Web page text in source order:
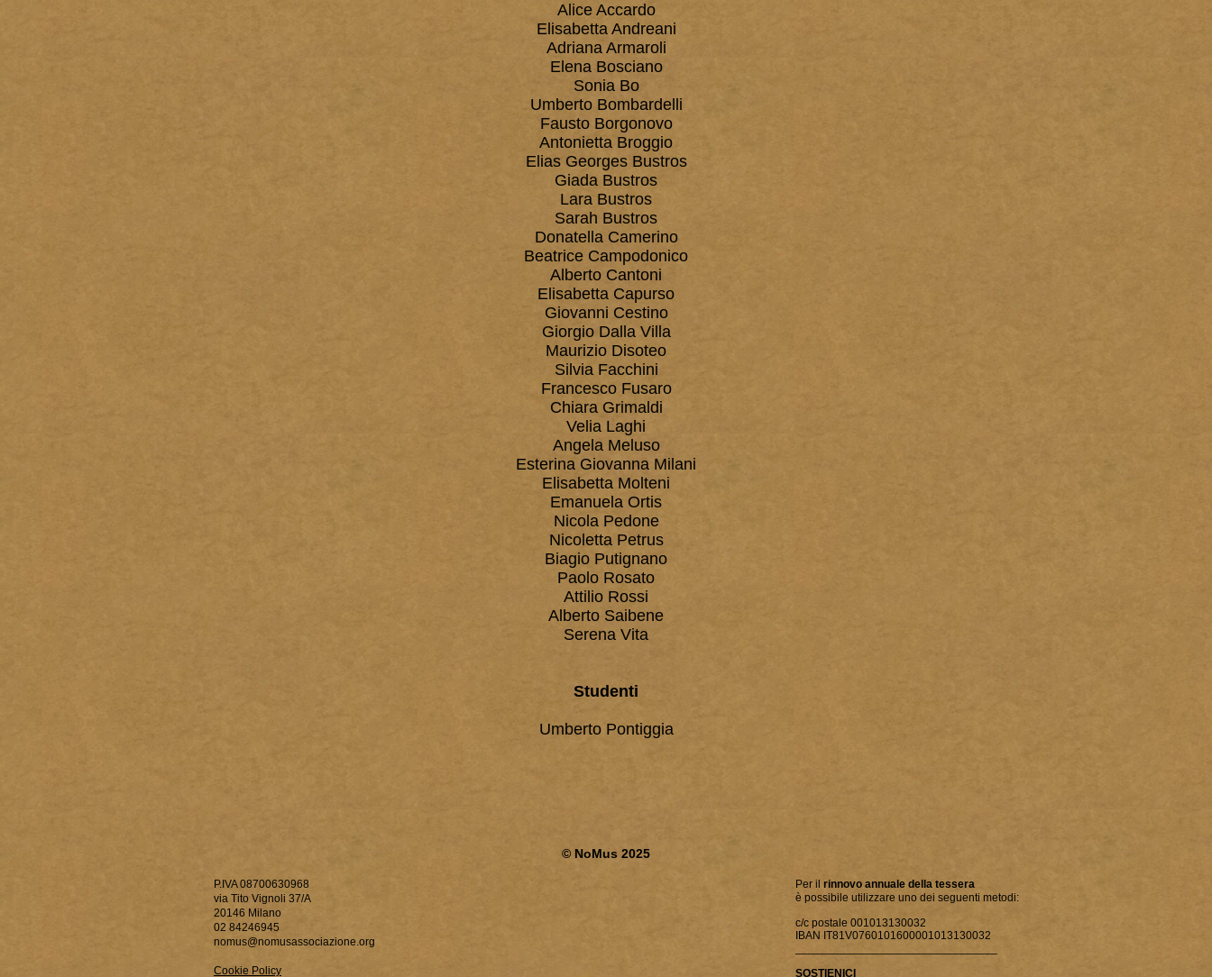
Alice Accardo
Elisabetta Andreani
Adriana Armaroli
Elena Bosciano
Sonia Bo
Umberto Bombardelli
Fausto Borgonovo
Antonietta Broggio
Elias Georges Bustros
Giada Bustros
Lara Bustros
Sarah Bustros
Donatella Camerino
Beatrice Campodonico
Alberto Cantoni
Elisabetta Capurso
Giovanni Cestino
Giorgio Dalla Villa
Maurizio Disoteo
Silvia Facchini
Francesco Fusaro
Chiara Grimaldi
Velia Laghi
Angela Meluso
Esterina Giovanna Milani
Elisabetta Molteni
Emanuela Ortis
Nicola Pedone
Nicoletta Petrus
Biagio Putignano
Paolo Rosato
Attilio Rossi
Alberto Saibene
Serena Vita
Studenti
Umberto​ Pontiggia
© NoMus 2025
P.IVA 08700630968
via Tito Vignoli 37/A
20146 Milano
02 84246945
nomus@nomusassociazione.org
Cookie Policy
Per il rinnovo annuale della tessera
è possibile utilizzare uno dei seguenti metodi:
c/c postale 001013130032
IBAN IT81V0760101600001013130032
SOSTIENICI